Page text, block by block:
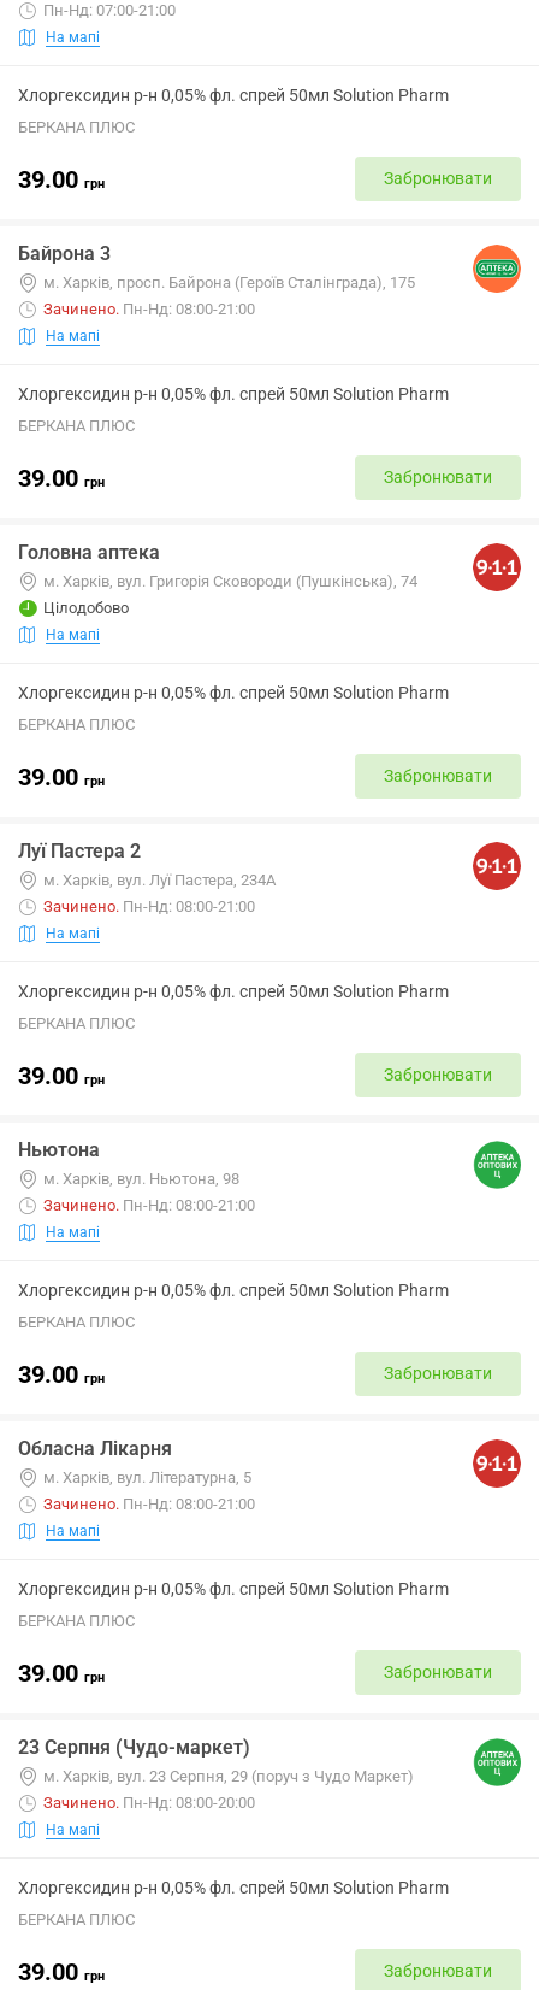
Пн-Нд: 07:00-21:00
На мапі
Хлоргексидин р-н 0,05% фл. спрей 50мл Solution Pharm
БЕРКАНА ПЛЮС
39.00 грн Забронювати
Байрона 3
м. Харків, просп. Байрона (Героїв Сталінграда), 175
Зачинено. Пн-Нд: 08:00-21:00
На мапі
Хлоргексидин р-н 0,05% фл. спрей 50мл Solution Pharm
БЕРКАНА ПЛЮС
39.00 грн Забронювати
Головна аптека
м. Харків, вул. Григорія Сковороди (Пушкінська), 74
Цілодобово
На мапі
Хлоргексидин р-н 0,05% фл. спрей 50мл Solution Pharm
БЕРКАНА ПЛЮС
39.00 грн Забронювати
Луї Пастера 2
м. Харків, вул. Луї Пастера, 234А
Зачинено. Пн-Нд: 08:00-21:00
На мапі
Хлоргексидин р-н 0,05% фл. спрей 50мл Solution Pharm
БЕРКАНА ПЛЮС
39.00 грн Забронювати
Ньютона
м. Харків, вул. Ньютона, 98
Зачинено. Пн-Нд: 08:00-21:00
На мапі
Хлоргексидин р-н 0,05% фл. спрей 50мл Solution Pharm
БЕРКАНА ПЛЮС
39.00 грн Забронювати
Обласна Лікарня
м. Харків, вул. Літературна, 5
Зачинено. Пн-Нд: 08:00-21:00
На мапі
Хлоргексидин р-н 0,05% фл. спрей 50мл Solution Pharm
БЕРКАНА ПЛЮС
39.00 грн Забронювати
23 Серпня (Чудо-маркет)
м. Харків, вул. 23 Серпня, 29 (поруч з Чудо Маркет)
Зачинено. Пн-Нд: 08:00-20:00
На мапі
Хлоргексидин р-н 0,05% фл. спрей 50мл Solution Pharm
БЕРКАНА ПЛЮС
39.00 грн Забронювати